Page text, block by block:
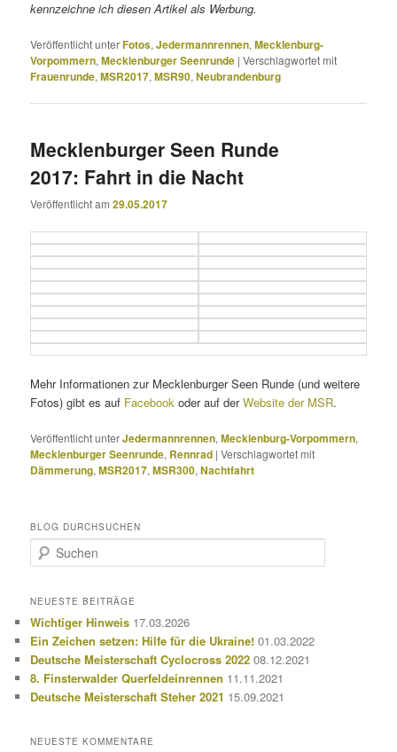
kennzeichne ich diesen Artikel als Werbung.
Veröffentlicht unterFotos,Jedermannrennen,Mecklenburg-
Vorpommern,Mecklenburger Seenrunde |Verschlagwortet mit
Frauenrunde,MSR2017,MSR90,Neubrandenburg
Mecklenburger Seen Runde
2017: Fahrt in die Nacht
Veröffentlicht am29.05.2017
Mehr Informationen zur Mecklenburger Seen Runde (und weitere
Fotos) gibt es auf Facebookoder auf derWebsite der MSR.
Veröffentlicht unterJedermannrennen,Mecklenburg-Vorpommern,
Mecklenburger Seenrunde, Rennrad |Verschlagwortet mit
Dämmerung,MSR2017,MSR300,Nachtfahrt
BLOG DURCHSUCHEN
u
h
n
NEUESTE BEITRÄGE
Wichtiger Hinweis 17.03.2026
Ein Zeichen setzen: Hilfe für die Ukraine! 01.03.2022
Deutsche Meisterschaft Cyclocross 2022 08.12.2021
8. Finsterwalder Querfeldeinrennen 11.11.2021
Deutsche Meisterschaft Steher 2021 15.09.2021
NEUESTE KOMMENTARE